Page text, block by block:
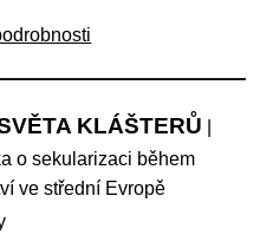
KLÁŠTERŮ
o sekularizaci během
ve střední Evropě